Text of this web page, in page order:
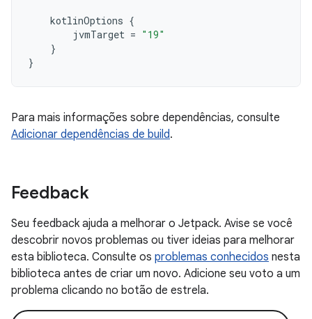
kotlinOptions {
jvmTarget = "19"
}
}
Para mais informações sobre dependências, consulte
Adicionar dependências de build.
Feedback
Seu feedback ajuda a melhorar o Jetpack. Avise se você
descobrir novos problemas ou tiver ideias para melhorar
esta biblioteca. Consulte os problemas conhecidos nesta
biblioteca antes de criar um novo. Adicione seu voto a um
problema clicando no botão de estrela.